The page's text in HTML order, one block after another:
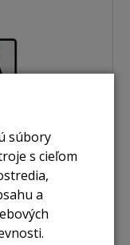
nie je skladom
súbory
s cieľom
a